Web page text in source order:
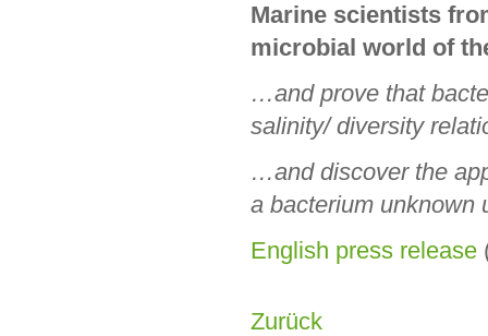
Marine scientists
microbial world of
…and prove that
salinity/ diversity
…and discover the
a bacterium unknown
English press release
Zurück